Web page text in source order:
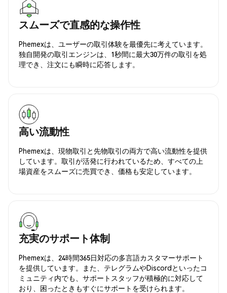
スムーズで直感的な操作性
Phemexは、ユーザーの取引体験を最優先に考えています。
独自開発の取引エンジンは、1秒間に最大30万件の取引を処
理でき、注文にも瞬時に応答します。
高い流動性
Phemexは、現物取引と先物取引の両方で高い流動性を提供
しています。取引が活発に行われているため、すべての上
場資産をスムーズに売買でき、価格も安定しています。
充実のサポート体制
Phemexは、24時間365日対応の多言語カスタマーサポート
を提供しています。また、テレグラムやDiscordといったコ
ミュニティ内でも、サポートスタッフが積極的に対応して
おり、困ったときもすぐにサポートを受けられます。